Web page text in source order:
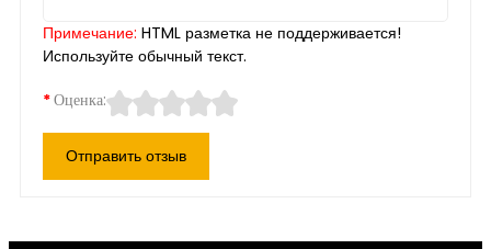
Примечание: HTML разметка не поддерживается!
Используйте обычный текст.
Оценка:
Отправить отзыв